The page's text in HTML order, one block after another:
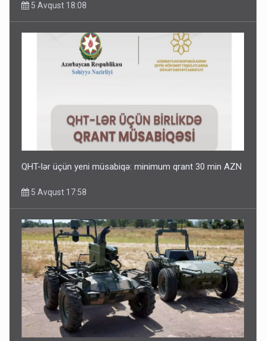
5 Avqust 18:08
QHT-lər üçün yeni müsabiqə: minimum qrant 30 min AZN
5 Avqust 17:58